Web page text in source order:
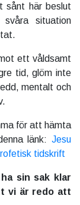
sånt här beslut
situation
ett våldsamt
tid, glöm inte
mentalt och
för att hämta
länk: Jesu
tidskrift
sin sak klar
vi är redo att